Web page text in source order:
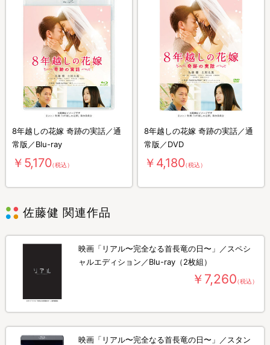
8年越しの花嫁 奇跡の実話／通
常版／Blu-ray
￥5,170（税込）
8年越しの花嫁 奇跡の実話／通
常版／DVD
￥4,180（税込）
佐藤健 関連作品
映画「リアル〜完全なる首長竜の日〜」／スペシ
ャルエディション／Blu-ray（2枚組）
￥7,260（税込）
映画「リアル〜完全なる首長竜の日〜」／スタン